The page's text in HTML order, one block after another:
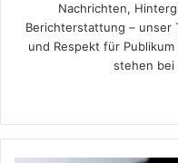
Nachrichten,
Berichterstattung – unser
und Respekt für
stehen bei